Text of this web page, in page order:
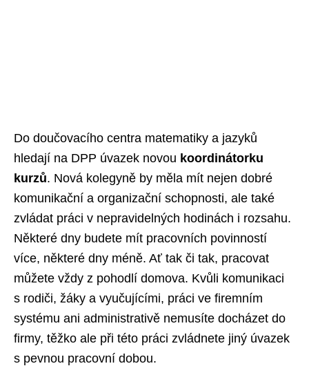
Do doučovacího centra matematiky a jazyků
hledají na DPP úvazek novou koordinátorku
kurzů. Nová kolegyně by měla mít nejen dobré
komunikační a organizační schopnosti, ale také
zvládat práci v nepravidelných hodinách i rozsahu.
Některé dny budete mít pracovních povinností
více, některé dny méně. Ať tak či tak, pracovat
můžete vždy z pohodlí domova. Kvůli komunikaci
s rodiči, žáky a vyučujícími, práci ve firemním
systému ani administrativě nemusíte docházet do
firmy, těžko ale při této práci zvládnete jiný úvazek
s pevnou pracovní dobou.